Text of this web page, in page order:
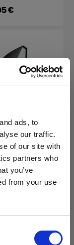
ads, to
our traffic.
of our site with
partners who
you’ve
from your use
€
ス
フトボック
Octa シルバ
(
€